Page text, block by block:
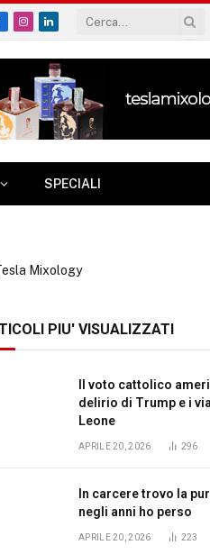
Instagram
LinkedIn
SPECIALI
PIU' VISUALIZZATI
Il voto cattolico
delirio di Trump e i
Leone
APRILE 20, 2026 296
In carcere trovo la
negli anni ho perso
APRILE 20, 2026 223